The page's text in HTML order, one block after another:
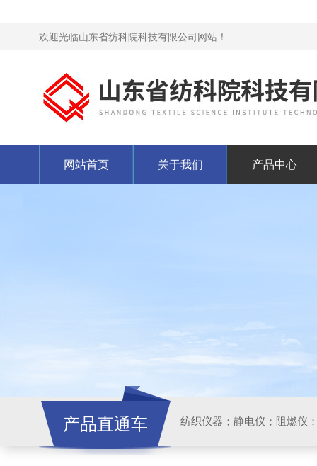
欢迎光临山东省纺科院科技有限公司网站！
网站首页 关于我们 产品中心
产品直通车 纺织仪器；静电仪；阻燃仪